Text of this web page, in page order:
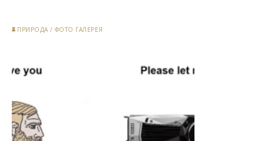
ПРИРОДА / ФОТО ГАЛЕРЕЯ